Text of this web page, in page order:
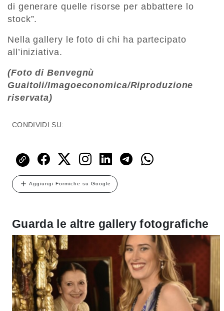
di generare quelle risorse per abbattere lo
stock”.
Nella gallery le foto di chi ha partecipato
all’iniziativa.
(Foto di Benvegnù
Guaitoli/Imagoeconomica/Riproduzione
riservata)
CONDIVIDI SU:
Aggiungi Formiche su Google
Guarda le altre gallery fotografiche